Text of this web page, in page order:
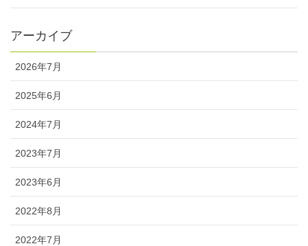
アーカイブ
2026年7月
2025年6月
2024年7月
2023年7月
2023年6月
2022年8月
2022年7月